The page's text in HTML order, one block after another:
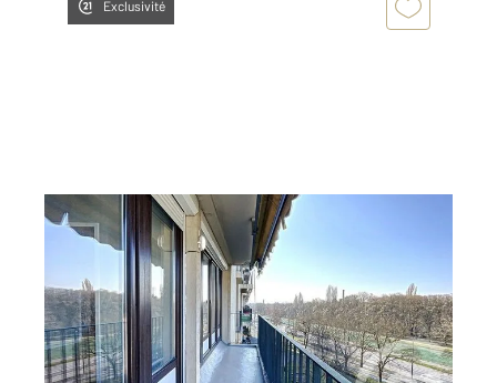
Exclusivité
REIMS 51
75,64 m 2, 3 pièces
Ref : 17588
Appartement F3 à louer
916 €
par mois charges comprises